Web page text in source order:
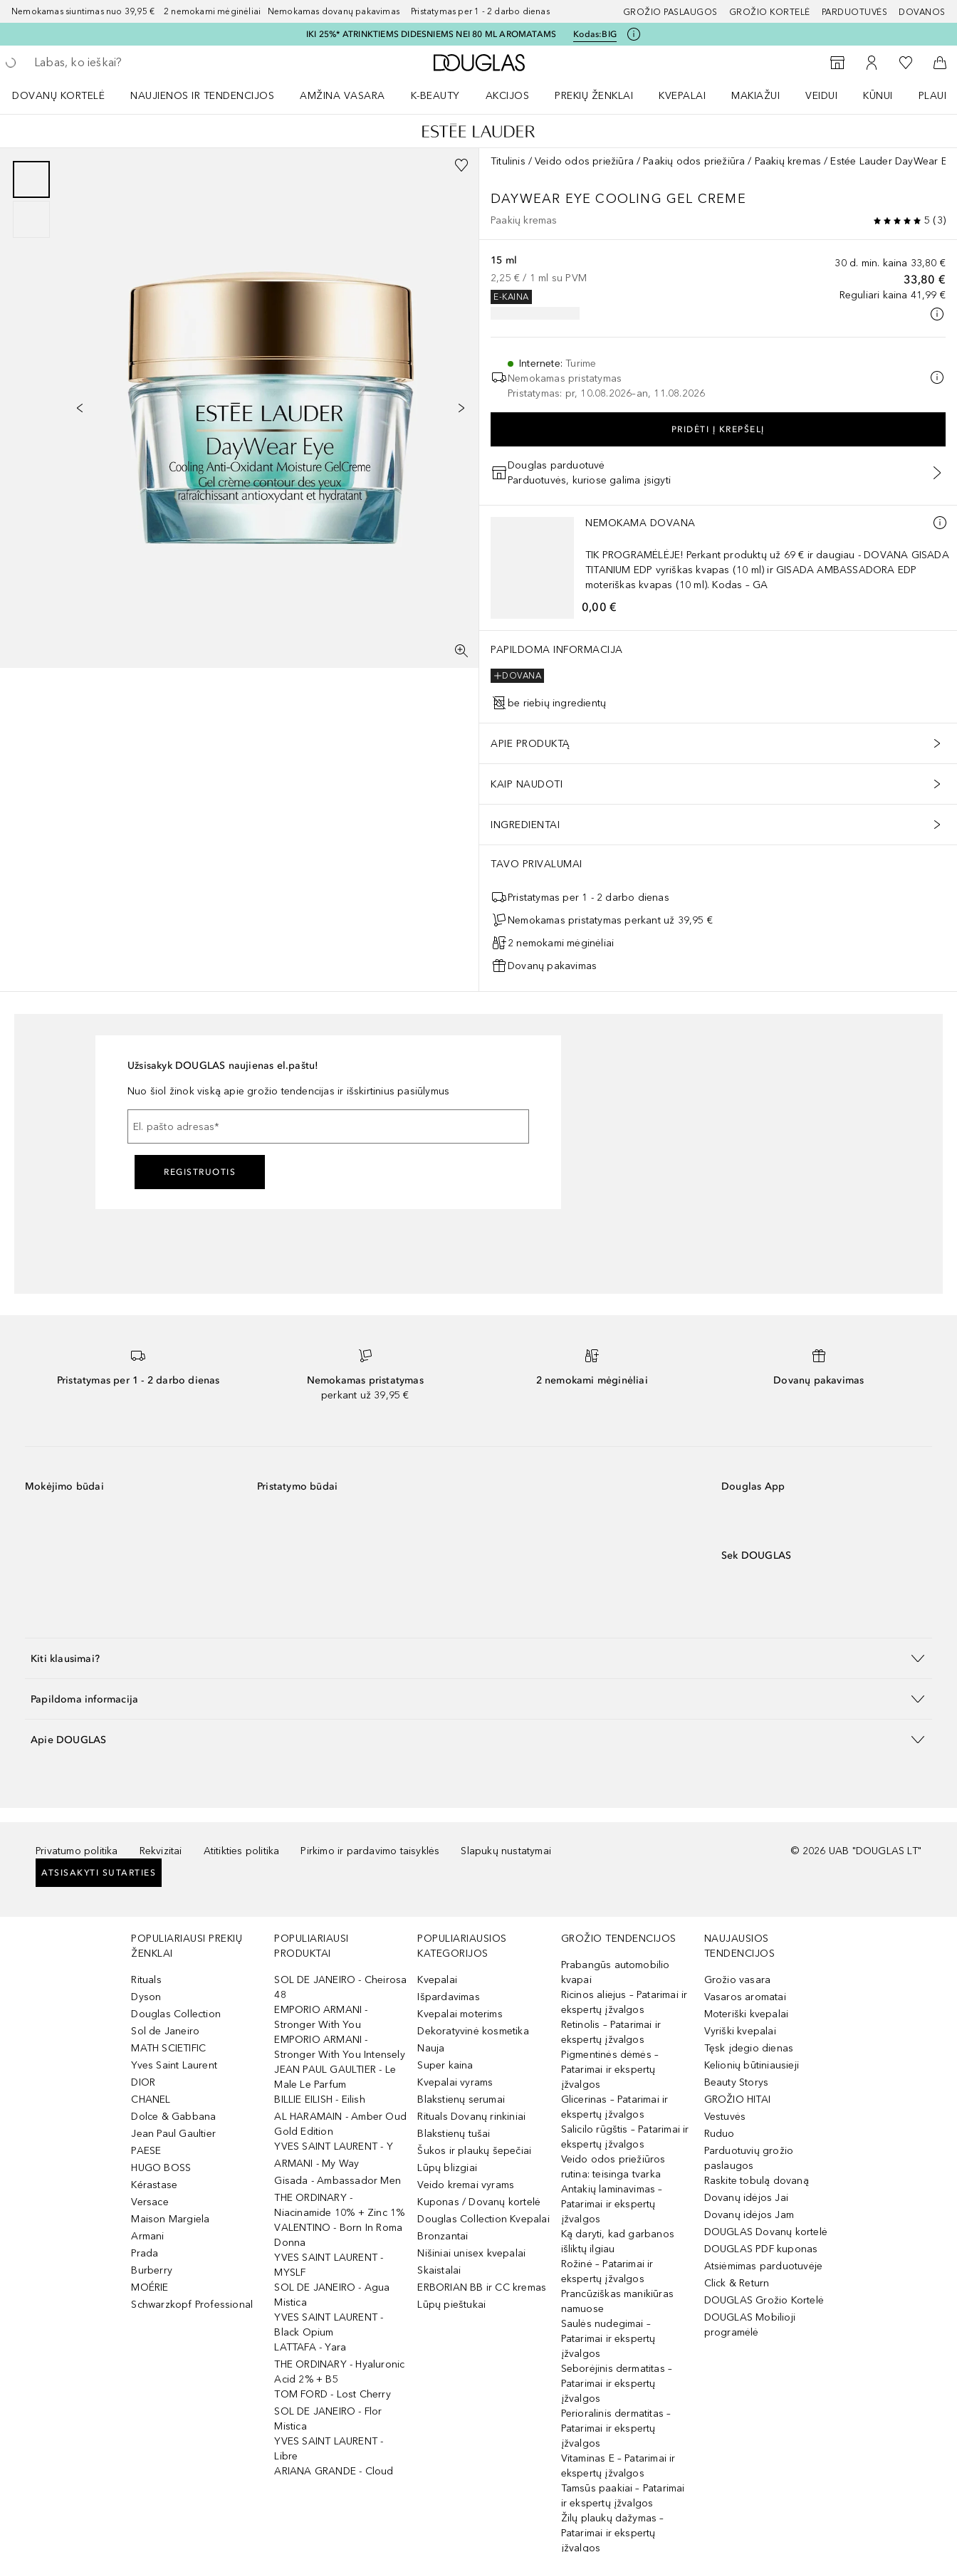
Nemokamas siuntimas nuo 39,95 € 2 nemokami mėginėliai Nemokamas dovanų pakavimas Pristatymas per 1 - 2 darbo dienas GROŽIO PASLAUGOS GROŽIO KORTELĖ PARDUOTUVĖS DOVANOS
IKI 25%* ATRINKTIEMS DIDESNIEMS NEI 80 ML AROMATAMS Kodas:BIG
Grįžk atgal
Vykdykite paiešką
Į Douglas pagrindinį puslapį
Į parduotuvių paiešką
Į mano paskyrą
Į mano
Į
DOVANŲ KORTELĖ
NAUJIENOS IR TENDENCIJOS
AMŽINA VASARA
K-BEAUTY
AKCIJOS
PREKIŲ ŽENKLAI
KVEPALAI
MAKIAŽUI
VEIDUI
KŪNUI
Titulinis Veido odos priežiūra Paakių odos priežiūra Paakių kremas Estée Lauder DayWear
DAYWEAR EYE COOLING GEL CREME
Paakių kremas 5 (3)
30 d. min. kaina 33,80 €
33,80 €
Reguliari kaina 41,99 €
15 ml
2,25 € / 1 ml su PVM
E-KAINA
Internete:Turime
Nemokamas pristatymas
Pristatymas: pr, 10.08.2026–an, 11.08.2026
PRIDĖTI Į KREPŠELĮ
Douglas parduotuvė
Parduotuvės, kuriose galima įsigyti
Praleisti slankiklį
NEMOKAMA DOVANA
TIK PROGRAMĖLĖJE! Perkant produktų už 69 € ir daugiau - DOVANA GISADA
TITANIUM EDP vyriškas kvapas (10 ml) ir GISADA AMBASSADORA EDP
moteriškas kvapas (10 ml). Kodas – GA
0,00 €
PAPILDOMA INFORMACIJA
DOVANA
be riebių ingredientų
APIE PRODUKTĄ
KAIP NAUDOTI
INGREDIENTAI
TAVO PRIVALUMAI
Pristatymas per 1 - 2 darbo dienas
Nemokamas pristatymas perkant už 39,95 €
2 nemokami mėginėliai
Dovanų pakavimas
Užsisakyk DOUGLAS naujienas el.paštu!
Nuo šiol žinok viską apie grožio tendencijas ir išskirtinius pasiūlymus
El. pašto adresas*
REGISTRUOTIS
Pristatymas per 1 - 2 darbo dienas
Nemokamas pristatymas
perkant už 39,95 €
2 nemokami mėginėliai Dovanų pakavimas
Mokėjimo būdai Pristatymo būdai Douglas App
Sek DOUGLAS
Kiti klausimai?
Papildoma informacija
Apie DOUGLAS
Privatumo politika Rekvizitai Atitikties politika Pirkimo ir pardavimo taisyklės Slapukų nustatymai
ATSISAKYTI SUTARTIES
© 2026 UAB "DOUGLAS LT"
POPULIARIAUSI PREKIŲ
ŽENKLAI
Rituals
Dyson
Douglas Collection
Sol de Janeiro
MATH SCIETIFIC
Yves Saint Laurent
DIOR
CHANEL
Dolce & Gabbana
Jean Paul Gaultier
PAESE
HUGO BOSS
Kérastase
Versace
Maison Margiela
Armani
Prada
Burberry
MOÉRIE
Schwarzkopf Professional
POPULIARIAUSI
PRODUKTAI
SOL DE JANEIRO - Cheirosa
48
EMPORIO ARMANI -
Stronger With You
EMPORIO ARMANI -
Stronger With You Intensely
JEAN PAUL GAULTIER - Le
Male Le Parfum
BILLIE EILISH - Eilish
AL HARAMAIN - Amber Oud
Gold Edition
YVES SAINT LAURENT - Y
ARMANI - My Way
Gisada - Ambassador Men
THE ORDINARY -
Niacinamide 10% + Zinc 1%
VALENTINO - Born In Roma
Donna
YVES SAINT LAURENT -
MYSLF
SOL DE JANEIRO - Agua
Mistica
YVES SAINT LAURENT -
Black Opium
LATTAFA - Yara
THE ORDINARY - Hyaluronic
Acid 2% + B5
TOM FORD - Lost Cherry
SOL DE JANEIRO - Flor
Mistica
YVES SAINT LAURENT -
Libre
ARIANA GRANDE - Cloud
POPULIARIAUSIOS
KATEGORIJOS
Kvepalai
Išpardavimas
Kvepalai moterims
Dekoratyvinė kosmetika
Nauja
Super kaina
Kvepalai vyrams
Blakstienų serumai
Rituals Dovanų rinkiniai
Blakstienų tušai
Šukos ir plaukų šepečiai
Lūpų blizgiai
Veido kremai vyrams
Kuponas / Dovanų kortelė
Douglas Collection Kvepalai
Bronzantai
Nišiniai unisex kvepalai
Skaistalai
ERBORIAN BB ir CC kremas
Lūpų pieštukai
GROŽIO TENDENCIJOS
Prabangūs automobilio
kvapai
Ricinos aliejus – Patarimai ir
ekspertų įžvalgos
Retinolis – Patarimai ir
ekspertų įžvalgos
Pigmentinės dėmės –
Patarimai ir ekspertų
įžvalgos
Glicerinas – Patarimai ir
ekspertų įžvalgos
Salicilo rūgštis – Patarimai ir
ekspertų įžvalgos
Veido odos priežiūros
rutina: teisinga tvarka
Antakių laminavimas –
Patarimai ir ekspertų
įžvalgos
Ką daryti, kad garbanos
išliktų ilgiau
Rožinė – Patarimai ir
ekspertų įžvalgos
Prancūziškas manikiūras
namuose
Saulės nudegimai –
Patarimai ir ekspertų
įžvalgos
Seborėjinis dermatitas –
Patarimai ir ekspertų
įžvalgos
Perioralinis dermatitas –
Patarimai ir ekspertų
įžvalgos
Vitaminas E – Patarimai ir
ekspertų įžvalgos
Tamsūs paakiai – Patarimai
ir ekspertų įžvalgos
Žilų plaukų dažymas –
Patarimai ir ekspertų
įžvalgos
NAUJAUSIOS
TENDENCIJOS
Grožio vasara
Vasaros aromatai
Moteriški kvepalai
Vyriški kvepalai
Tęsk įdegio dienas
Kelionių būtiniausieji
Beauty Storys
GROŽIO HITAI
Vestuvės
Ruduo
Parduotuvių grožio
paslaugos
Raskite tobulą dovaną
Dovanų idėjos Jai
Dovanų idėjos Jam
DOUGLAS Dovanų kortelė
DOUGLAS PDF kuponas
Atsiėmimas parduotuvėje
Click & Return
DOUGLAS Grožio Kortelė
DOUGLAS Mobilioji
programėlė